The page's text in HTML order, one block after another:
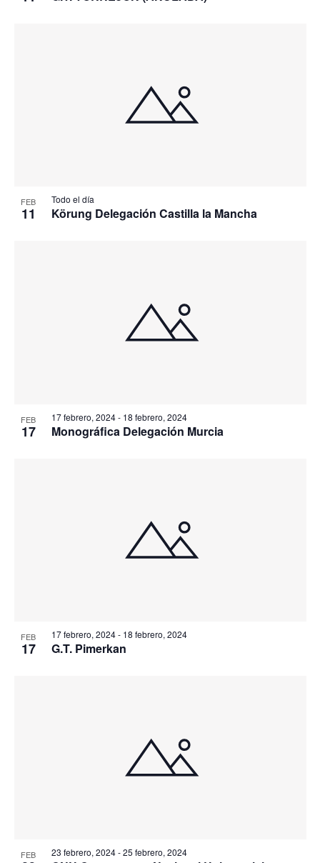
FEB
11
Todo el día
Körung Delegación Castilla la Mancha
FEB
17
17 febrero, 2024- 18 febrero, 2024
Monográfica Delegación Murcia
FEB
17
17 febrero, 2024- 18 febrero, 2024
G.T. Pimerkan
FEB 23 febrero, 2024-25 febrero, 2024